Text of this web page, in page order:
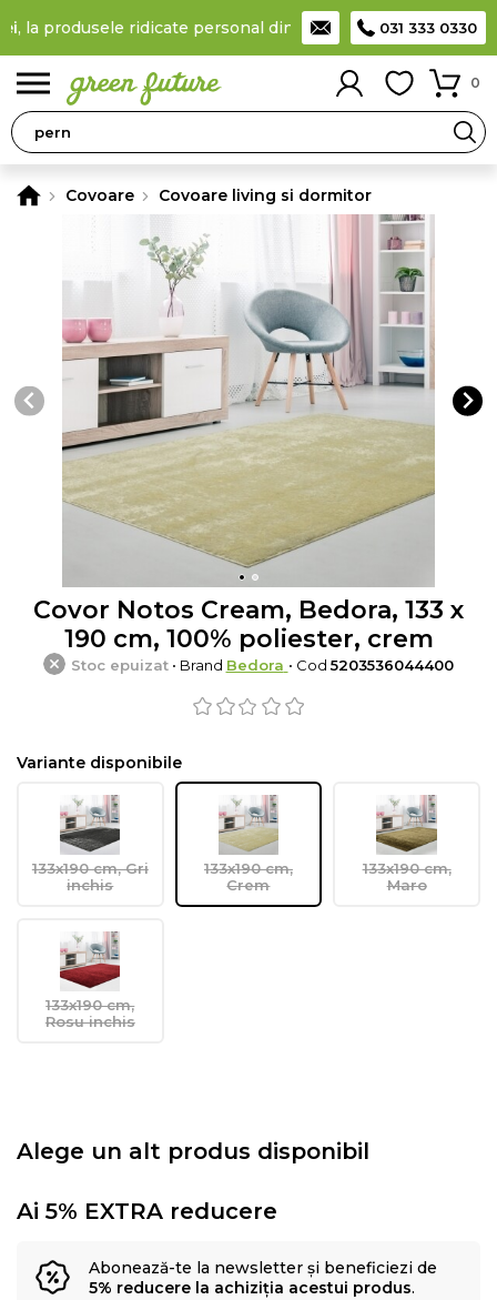
produsele ridicate personal din locker Taxă de livrare 11,99
031 333 0330
0
Covoare Covoare living si dormitor
Covor Notos Cream, Bedora, 133 x
190 cm, 100% poliester, crem
Stoc epuizat• Brand Bedora • Cod5203536044400
Variante disponibile
133x190 cm, Gri
inchis
133x190 cm,
Crem
133x190 cm,
Maro
133x190 cm,
Rosu inchis
Alege un alt produs disponibil
Ai 5% EXTRA reducere
Abonează-te la newsletter și beneficiezi de
5% reducere la achiziția acestui produs.